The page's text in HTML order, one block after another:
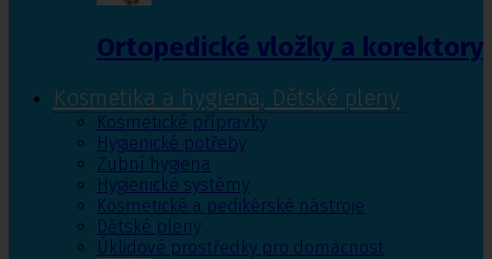
Ortopedické vložky a korektory
Kosmetika a hygiena, Dětské pleny
Kosmetické přípravky
Hygienické potřeby
Zubní hygiena
Hygienické systémy
Kosmetické a pedikérské nástroje
Dětské pleny
Úklidové prostředky pro domácnost